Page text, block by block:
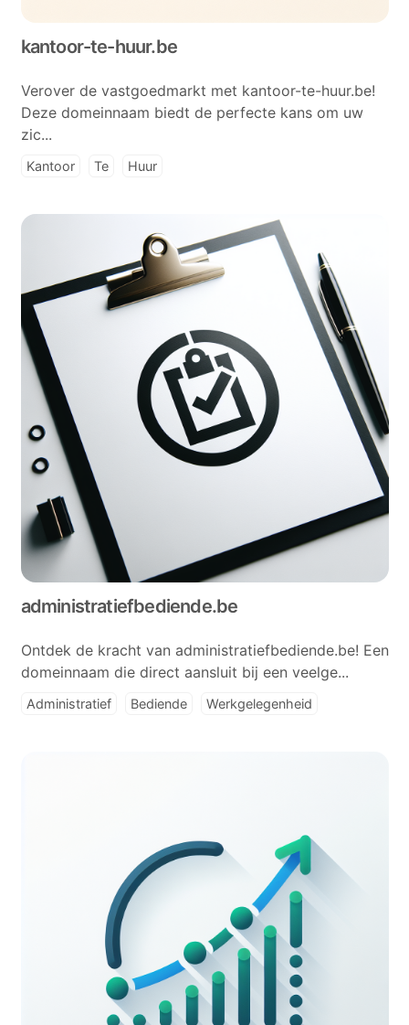
kantoor-te-huur.be
Verover de vastgoedmarkt met kantoor-te-huur.be!
Deze domeinnaam biedt de perfecte kans om uw
zic...
Kantoor Te Huur
administratiefbediende.be
Ontdek de kracht van administratiefbediende.be! Een
domeinnaam die direct aansluit bij een veelge...
Administratief Bediende Werkgelegenheid